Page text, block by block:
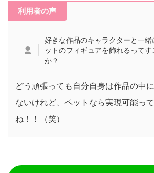
利用者の声
好きな作品のキャラクターと一
ットのフィギュアを飾れるって
か？
どう頑張っても自分自身は作品の中
ないけれど、ペットなら実現可能っ
ね！！（笑）